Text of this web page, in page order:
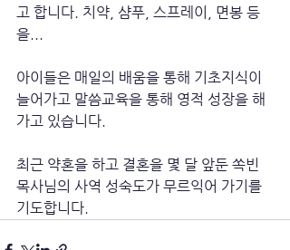
고 합니다. 치약, 샴푸, 스프레이, 면봉 등
을...
아이들은 매일의 배움을 통해 기초지식이
늘어가고 말씀교육을 통해 영적 성장을 해
가고 있습니다.
최근 약혼을 하고 결혼을 몇 달 앞둔 쏙빈
목사님의 사역 성숙도가 무르익어 가기를
기도합니다.